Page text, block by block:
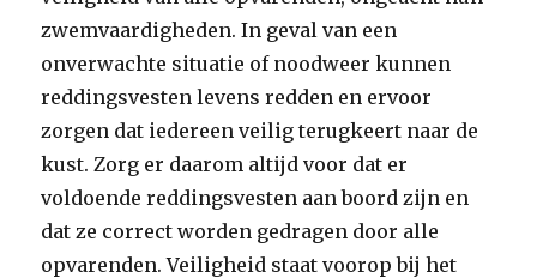
zwemvaardigheden. In geval van een
onverwachte situatie of noodweer kunnen
reddingsvesten levens redden en ervoor
zorgen dat iedereen veilig terugkeert naar de
kust. Zorg er daarom altijd voor dat er
voldoende reddingsvesten aan boord zijn en
dat ze correct worden gedragen door alle
opvarenden. Veiligheid staat voorop bij het